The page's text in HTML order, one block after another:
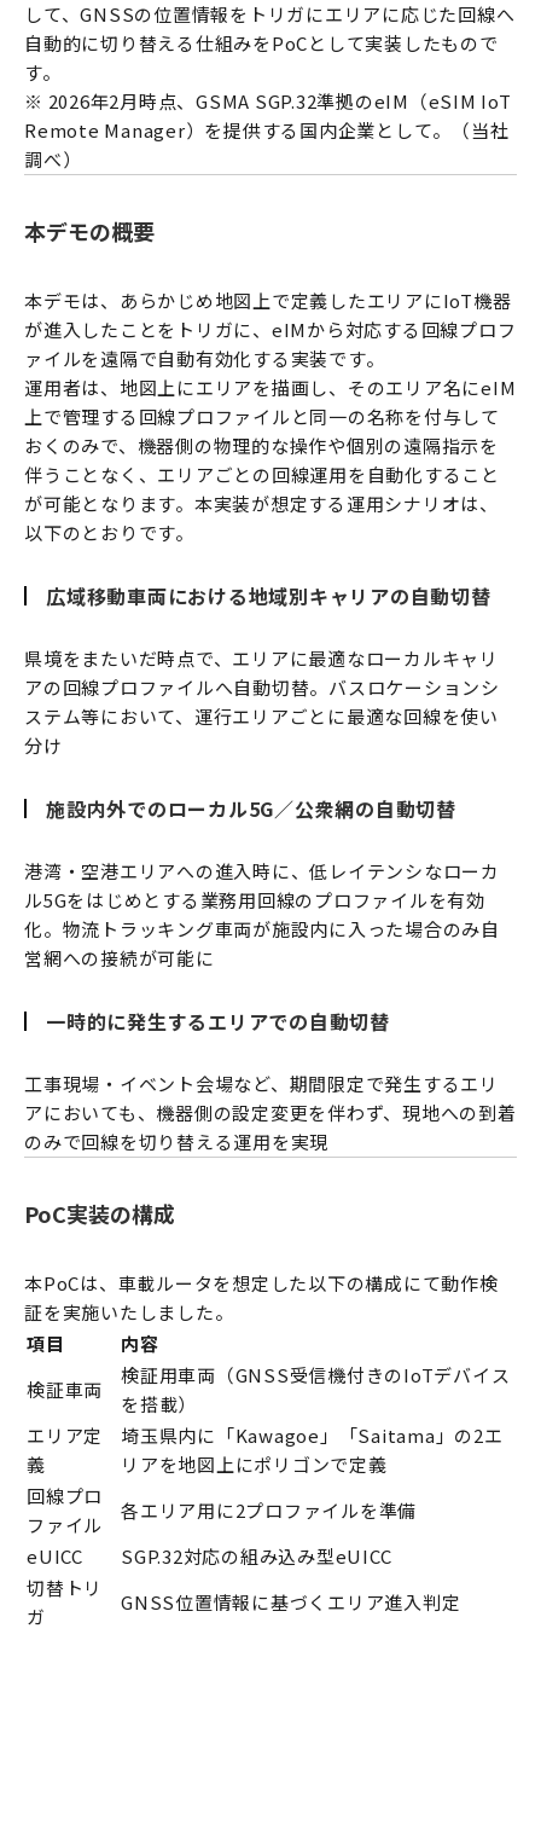
して、GNSSの位置情報をトリガにエリアに応じた回線へ
自動的に切り替える仕組みをPoCとして実装したもので
す。
※ 2026年2月時点、GSMA SGP.32準拠のeIM（eSIM IoT
Remote Manager）を提供する国内企業として。（当社
調べ）
本デモの概要
本デモは、あらかじめ地図上で定義したエリアにIoT機器
が進入したことをトリガに、eIMから対応する回線プロフ
ァイルを遠隔で自動有効化する実装です。
運用者は、地図上にエリアを描画し、そのエリア名にeIM
上で管理する回線プロファイルと同一の名称を付与して
おくのみで、機器側の物理的な操作や個別の遠隔指示を
伴うことなく、エリアごとの回線運用を自動化すること
が可能となります。本実装が想定する運用シナリオは、
以下のとおりです。
広域移動車両における地域別キャリアの自動切替
県境をまたいだ時点で、エリアに最適なローカルキャリ
アの回線プロファイルへ自動切替。バスロケーションシ
ステム等において、運行エリアごとに最適な回線を使い
分け
施設内外でのローカル5G／公衆網の自動切替
港湾・空港エリアへの進入時に、低レイテンシなローカ
ル5Gをはじめとする業務用回線のプロファイルを有効
化。物流トラッキング車両が施設内に入った場合のみ自
営網への接続が可能に
一時的に発生するエリアでの自動切替
工事現場・イベント会場など、期間限定で発生するエリ
アにおいても、機器側の設定変更を伴わず、現地への到着
のみで回線を切り替える運用を実現
PoC実装の構成
本PoCは、車載ルータを想定した以下の構成にて動作検
証を実施いたしました。
項目
内容
検証車両
検証用車両（GNSS受信機付きのIoTデバイス
を搭載）
エリア定
義
埼玉県内に「Kawagoe」「Saitama」の2エ
リアを地図上にポリゴンで定義
回線プロ
ファイル
各エリア用に2プロファイルを準備
eUICC
SGP.32対応の組み込み型eUICC
切替トリ
ガ
GNSS位置情報に基づくエリア進入判定